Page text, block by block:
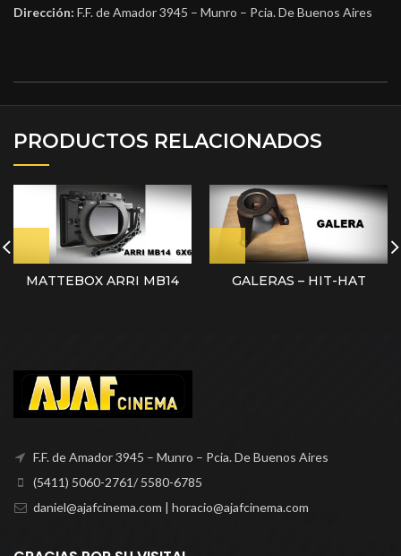
Dirección: F.F. de Amador 3945 – Munro – Pcia. De Buenos Aires
PRODUCTOS RELACIONADOS
MATTEBOX ARRI MB14 GALERAS – HIT-HAT
F.F. de Amador 3945 – Munro – Pcia. De Buenos Aires
(5411) 5060-2761/ 5580-6785
daniel@ajafcinema.com | horacio@ajafcinema.com